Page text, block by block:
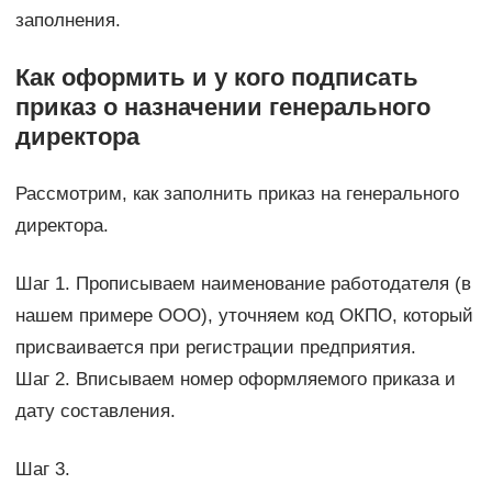
заполнения.
Как оформить и у кого подписать
приказ о назначении генерального
директора
Рассмотрим, как заполнить приказ на генерального
директора.
Шаг 1. Прописываем наименование работодателя (в
нашем примере ООО), уточняем код ОКПО, который
присваивается при регистрации предприятия.
Шаг 2. Вписываем номер оформляемого приказа и
дату составления.
Шаг 3.